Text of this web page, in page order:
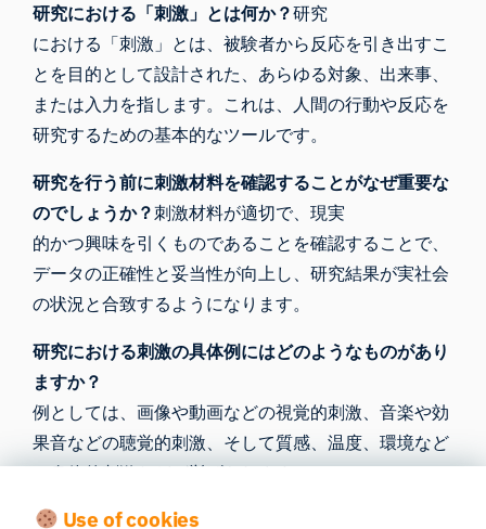
研究における「刺激」とは何か？研究
における「刺激」とは、被験者から反応を引き出すこ
とを目的として設計された、あらゆる対象、出来事、
または入力を指します。これは、人間の行動や反応を
研究するための基本的なツールです。
研究を行う前に刺激材料を確認することがなぜ重要な
のでしょうか？刺激材料が適切で、現実
的かつ興味を引くものであることを確認することで、
データの正確性と妥当性が向上し、研究結果が実社会
の状況と合致するようになります。
研究における刺激の具体例にはどのようなものがあり
ますか？
例としては、画像や動画などの視覚的刺激、音楽や効
果音などの聴覚的刺激、そして質感、温度、環境など
の身体的刺激などが挙げられます。
テクノロジーは刺激の活用をどのように向上させるこ
Use of cookies